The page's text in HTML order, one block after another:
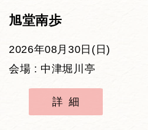
旭堂南歩
2026年08月30日(日)
会場 : 中津堀川亭
詳細